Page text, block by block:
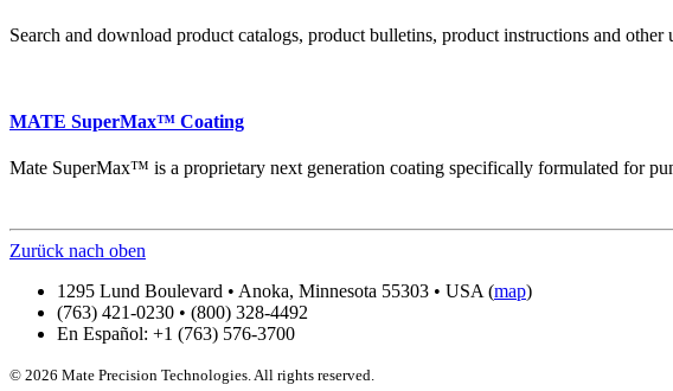
Search and download product catalogs, product bulletins, product instructions and
MATE SuperMax™ Coating
Mate SuperMax™ is a proprietary next generation coating specifically formulated for
Zurück nach oben
1295 Lund Boulevard • Anoka, Minnesota 55303 • USA (map)
(763) 421-0230 • (800) 328-4492
En Español: +1 (763) 576-3700
© 2026 Mate Precision Technologies. All rights reserved.